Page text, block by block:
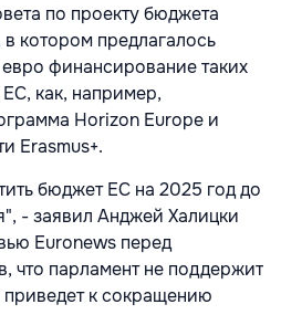
по проекту бюджета
котором предлагалось
финансирование таких
как, например,
Horizon Europe и
Erasmus+.
бюджет ЕС на 2025 год до
- заявил Анджей Халицки
Euronews перед
что парламент не поддержит
к сокращению